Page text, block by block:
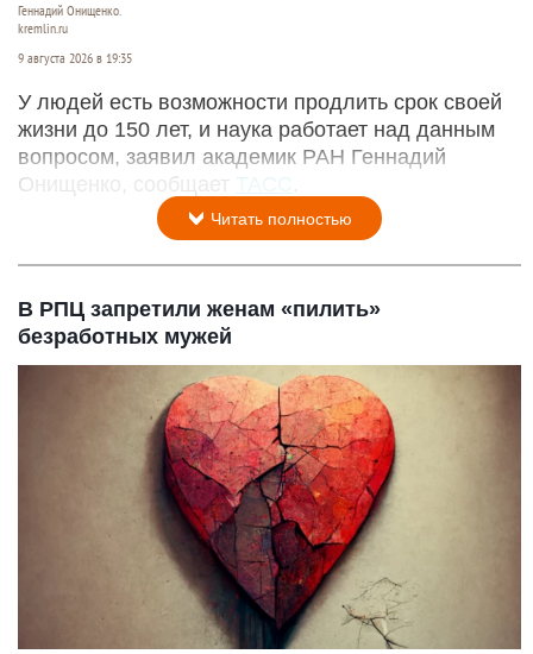
Геннадий Онищенко.
kremlin.ru
9 августа 2026 в 19:35
У людей есть возможности продлить срок своей
жизни до 150 лет, и наука работает над данным
вопросом, заявил академик РАН Геннадий
Онищенко, сообщает ТАСС
Читать полностью
В РПЦ запретили женам «пилить»
безработных мужей